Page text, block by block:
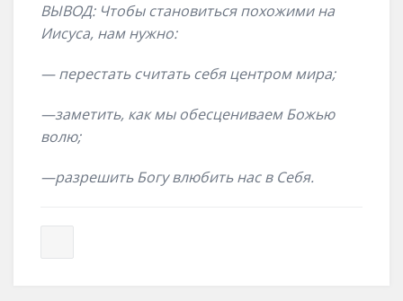
ВЫВОД: Чтобыстановиться похожими на
Иисуса, нам нужно:
—перестать считать себя центром мира;
—заметить, как мы обесцениваем Божью
волю;
—разрешить Богу влюбить нас в Себя.